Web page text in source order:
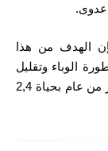
عدوى.
الهدف من هذا
الوباء وتقليل
معدل الوفيات الناجمة عنه، بعدما أودى منذ أكثر من عام بحياة 2,4